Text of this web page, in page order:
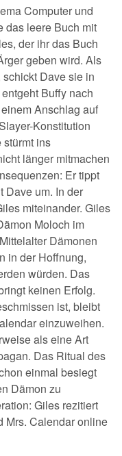
Computer und
das leere Buch mit
der ihr das Buch
geben wird. Als
Dave sie in
Buffy nach
Anschlag auf
Konstitution
ins
länger mitmachen
Er tippt
Dave um. In der
miteinander. Giles
Moloch im
Dämonen
in der Hoffnung,
würden. Das
keinen Erfolg.
ist, bleibt
einzuweihen.
als eine Art
Das Ritual des
einmal besiegt
Dämon zu
Giles rezitiert
Mrs. Calendar online